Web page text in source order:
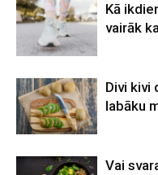
Kā
vairāk
Divi kivi
labāku
Vai